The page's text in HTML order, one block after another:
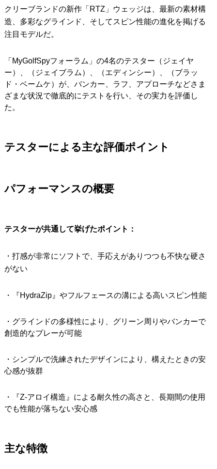
クリーブランドの新作「RTZ」ウェッジは、最新の素材構
造、多彩なグラインド、そしてスピン性能の進化を掲げる
注目モデルだ。
「MyGolfSpyフォーラム」の4名のテスター（ジェイヤ
ー）、（ジェイブラム）、（エディンシー）、（ブラッ
ド・ベームケ）が、バンカー、ラフ、アプローチなどさま
ざまな状況で徹底的にテストを行い、その実力を評価し
た。
テスターによる主な評価ポイント
パフォーマンスの概要
テスターが共通して挙げたポイント：
・打感が非常にソフトで、手応えがありつつも不快な硬さ
がない
・『HydraZip』やフルフェースの溝による高いスピン性能
・グラインドの多様性により、グリーン周りやバンカーで
創造的なプレーが可能
・シンプルで洗練されたデザインにより、構えたときの安
心感が抜群
・『Z-アロイ構造』による耐久性の高さと、長期間の使用
でも性能が落ちない安心感
主な特徴